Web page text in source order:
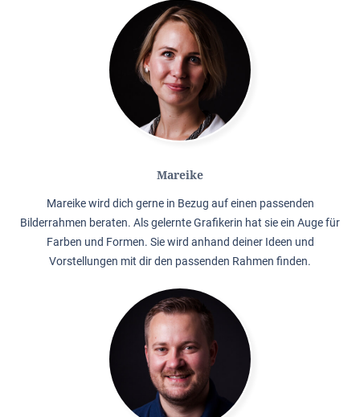
Mareike
Mareike wird dich gerne in Bezug auf einen passenden
Bilderrahmen beraten. Als gelernte Grafikerin hat sie ein Auge für
Farben und Formen. Sie wird anhand deiner Ideen und
Vorstellungen mit dir den passenden Rahmen finden.